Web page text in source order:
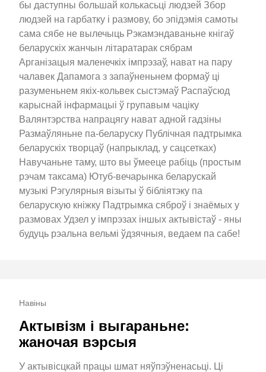
бы даступны большай колькасьці людзей Збор
людзей на гарбатку і размову, бо эпідэмія самоты
сама сябе не вылечыць Рэкамэндаваньне кнігаў
беларускіх жанчын літаратарак сябрам
Арганізацыя маленечкіх імпрэзаў, нават на пару
чалавек Дапамога з запаўненьнем формаў ці
разуменьнем якіх-кольвек сыстэмаў Распаўсюд
карыснай інфармацыі ў групавым чаціку
Валянтэрства напрацягу нават адной гадзіны
Размаўляньне па-беларуску Публічная падтрымка
беларускіх творцаў (напрыклад, у сацсетках)
Навучаньне таму, што вы ўмееце рабіць (простым
рэчам таксама) Ютуб-вечарынка беларускай
музыкі Рэгулярныя візыты ў бібліятэку па
беларускую кніжку Падтрымка сяброў і знаёмых у
размовах Удзел у імпрэзах іншых актывістаў - яны
будуць рэальна вельмі ўдзячныя, ведаем па сабе!
Навіны
Актывізм і выгараньне:
жаночая вэрсыя
У актывісцкай працы шмат няўпэўненасьці. Ці